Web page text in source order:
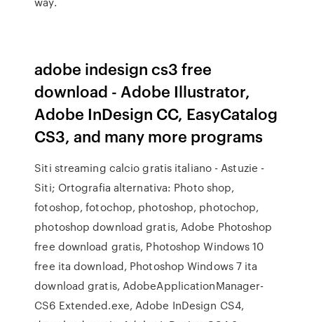
adobe indesign cs3 free
download - Adobe Illustrator,
Adobe InDesign CC, EasyCatalog
CS3, and many more programs
Siti streaming calcio gratis italiano - Astuzie -
Siti; Ortografia alternativa: Photo shop,
fotoshop, fotochop, photoshop, photochop,
photoshop download gratis, Adobe Photoshop
free download gratis, Photoshop Windows 10
free ita download, Photoshop Windows 7 ita
download gratis, AdobeApplicationManager-
CS6 Extended.exe, Adobe InDesign CS4,